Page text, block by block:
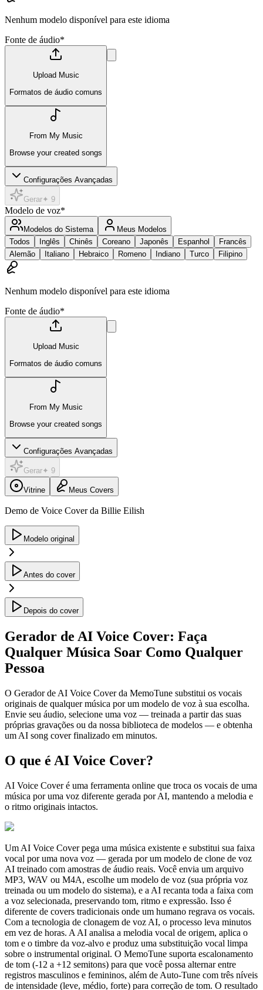
Nenhum modelo disponível para este idioma
Fonte de áudio*
Upload Music
Formatos de áudio comuns
From My Music
Browse your created songs
Configurações Avançadas
Gerar✦ 9
Modelo de voz*
Modelos do Sistema
Meus Modelos
Todos
Inglês Chinês Coreano Japonês Espanhol
Francês
Alemão
Italiano Hebraico Romeno Indiano Turco Filipino
Nenhum modelo disponível para este idioma
Fonte de áudio*
Upload Music
Formatos de áudio comuns
From My Music
Browse your created songs
Configurações Avançadas
Gerar✦ 9
Vitrine Meus Covers
Demo de Voice Cover da Billie Eilish
Modelo original
Antes do cover
Depois do cover
Gerador de AI Voice Cover: Faça
Qualquer Música Soar Como Qualquer
Pessoa
O Gerador de AI Voice Cover da MemoTune substitui os vocais
originais de qualquer música por um modelo de voz à sua escolha.
Envie seu áudio, selecione uma voz — treinada a partir das suas
próprias gravações ou da nossa biblioteca de modelos — e obtenha
um AI song cover finalizado em minutos.
O que é AI Voice Cover?
AI Voice Cover é uma ferramenta online que troca os vocais de uma
música por uma voz diferente gerada por AI, mantendo a melodia e
o ritmo originais intactos.
Um AI Voice Cover pega uma música existente e substitui sua faixa
vocal por uma nova voz — gerada por um modelo de clone de voz
AI treinado com amostras de áudio reais. Você envia um arquivo
MP3, WAV ou M4A, escolhe um modelo de voz (sua própria voz
treinada ou um modelo do sistema), e a AI recanta toda a faixa com
a voz selecionada, preservando tom, ritmo e expressão. Isso é
diferente de covers tradicionais onde um humano regrava os vocais.
Com a tecnologia de clonagem de voz AI, o processo leva minutos
em vez de horas. A AI analisa a melodia vocal de origem, aplica o
tom e o timbre da voz-alvo e produz uma substituição vocal limpa
sobre o instrumental original. O MemoTune suporta escalonamento
de tom (-12 a +12 semitons) para que você possa alternar entre
registros masculinos e femininos, além de Auto-Tune com três níveis
de intensidade (leve, médio, forte) para correção de tom. O resultado